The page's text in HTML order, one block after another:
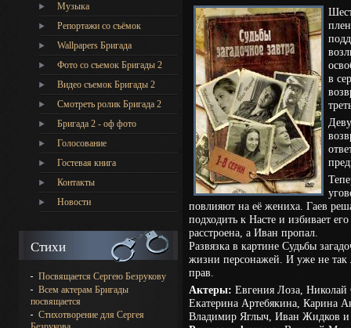
Музыка
Репортажи со съёмок
Wallpapers Бригада
Фото со съемок Бригады 2
Видео съемок Бригады 2
Cмотреть ролик Бригада 2
Бригада 2 - оф фото
Голосование
Гостевая книга
Контакты
Новости
Стихи
Посвящается Сергею Безрукову
Всем актерам Бригады
посвящается
Стихотворение для Сергея
в
повлияют на её жениха. Гаев
подходить к Насте и избивает
расстроена, а Иван пропал.
Развязка в картине Судьбы
жизни персонажей. И уже не так
прав.
Актеры: Евгения Лоза, Николай
Екатерина Артебякина, Карина
Владимир Яглыч, Иван Жидков и